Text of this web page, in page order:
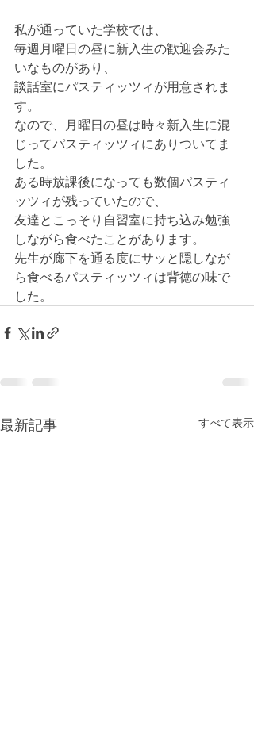
私が通っていた学校では、
毎週月曜日の昼に新入生の歓迎会みた
いなものがあり、
談話室にパスティッツィが用意されま
す。
なので、月曜日の昼は時々新入生に混
じってパスティッツィにありついてま
した。
ある時放課後になっても数個パスティ
ッツィが残っていたので、
友達とこっそり自習室に持ち込み勉強
しながら食べたことがあります。
先生が廊下を通る度にサッと隠しなが
ら食べるパスティッツィは背徳の味で
した。
最新記事 すべて表示